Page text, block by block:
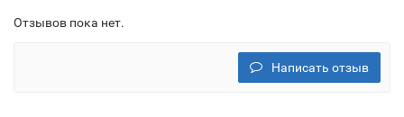
Отзывов пока нет.
Написать отзыв